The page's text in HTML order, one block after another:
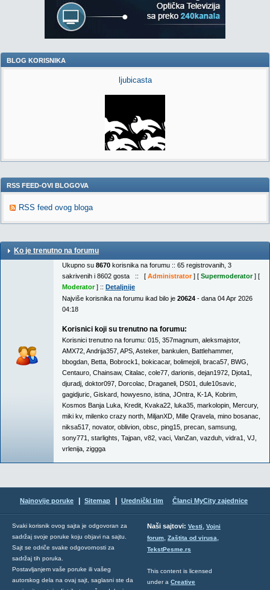
BLOG KORISNIKA
ljubicasta
RSS FEED-OVI BLOGOVA
RSS feed ovog bloga
Ko je trenutno na forumu
Ukupno su 8670 korisnika na forumu :: 65 registrovanih, 3
sakrivenih i 8602 gosta :: [ Administrator] [ Supermoderator] [
Moderator] :: Detaljnije
Najviše korisnika na forumu ikad bilo je 20624 - dana 04 Apr 2026
04:18
Korisnici koji su trenutno na forumu:
Korisnici trenutno na forumu: 015 357magnum aleksmajstor,
AMX72 Andrija357 APS Asteker, bankulen Battlehammer,
bbogdan Betta Bobrock1 bokicacar, bolimejoli braca57 BWG
Centauro Chainsaw, Citalac cole77 darionis dejan1972 Djota1
djuradj doktor097 Dorcolac Draganeli DS01 dule10savic
gagidjuric Giskard howyesno istina JOntra K-1A Kobrim
Kosmos Banja Luka Kredit Kvaka22 luka35 markolopin Mercury,
miki kv, milenko crazy north MiljanXD Mille Qravela mino bosanac
niksa517 novator, oblivion obsc ping15 precan samsung
sony771
starlights Tajpan v82 vaci VanZan vazduh vidra1 VJ
vrlenija ziggga
Najnovije poruke Sitemap Urednički tim Članci MyCity zajednice
Svaki korisnik ovog sajta je odgovoran za
sadržaj svoje poruke koju objavi na sajtu.
Sajt se odriče svake odgovornosti za
sadržaj tih poruka.
Postavljanjem vaše poruke ili vašeg
autorskog dela na ovaj sajt, saglasni ste da
Naši sajtovi: Vesti, Vojni
forum, Zaštita od virusa,
TekstPesme.rs
This content is licensed
under a Creative